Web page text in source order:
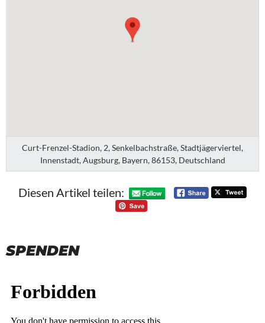
Curt-Frenzel-Stadion, 2, Senkelbachstraße, Stadtjägerviertel,
Innenstadt, Augsburg, Bayern, 86153, Deutschland
Diesen Artikel teilen:
SPENDEN